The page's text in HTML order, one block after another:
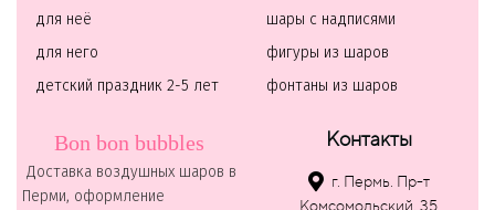
для неё
для него
детский праздник 2-5 лет
шары с надписями
фигуры из шаров
фонтаны из шаров
Bon bon bubbles
Доставка воздушных шаров в
Перми, оформление
Контакты
г. Пермь. Пр-т
Комсомольский, 35